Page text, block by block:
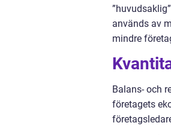
används av
mindre
Balans- och
företagets